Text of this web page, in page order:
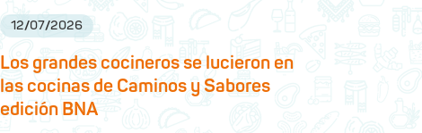
12/07/2026
Los grandes cocineros se lucieron en
las cocinas de Caminos y Sabores
edición BNA